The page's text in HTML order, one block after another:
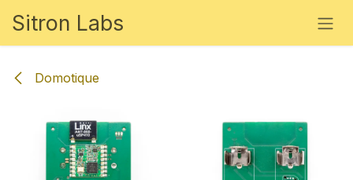
Sitron Labs
Domotique